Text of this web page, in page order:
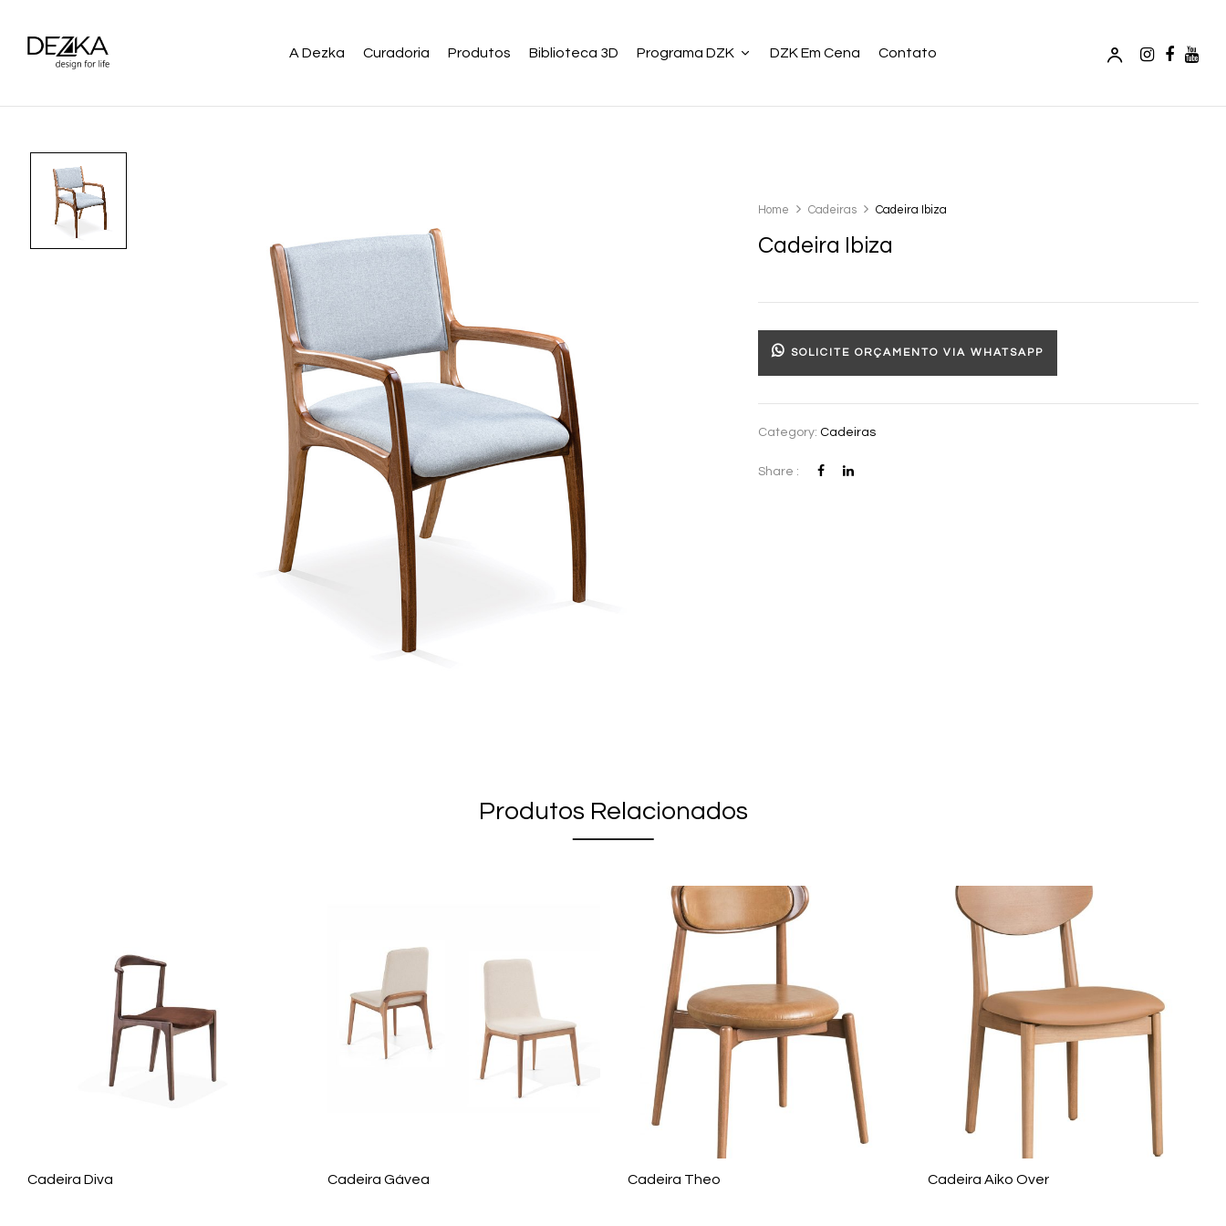
A Dezka Curadoria Produtos Biblioteca 3D Programa DZK DZK Em Cena Contato
Home Cadeiras Cadeira Ibiza
Cadeira Ibiza
SOLICITE ORÇAMENTO VIA WHATSAPP
Category: Cadeiras
Share :
Produtos Relacionados
Cadeira Diva Cadeira Gávea Cadeira Theo Cadeira Aiko Over